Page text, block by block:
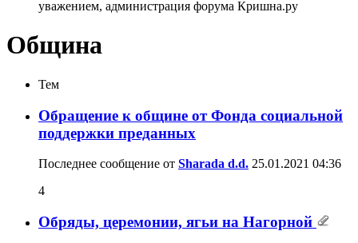
уважением, администрация форума Кришна.ру
Община
Тем
Обращение к общине от Фонда социальной
поддержки преданных
Последнее сообщение от Sharada d.d. 25.01.2021 04:36
4
Обряды, церемонии, ягьи на Нагорной